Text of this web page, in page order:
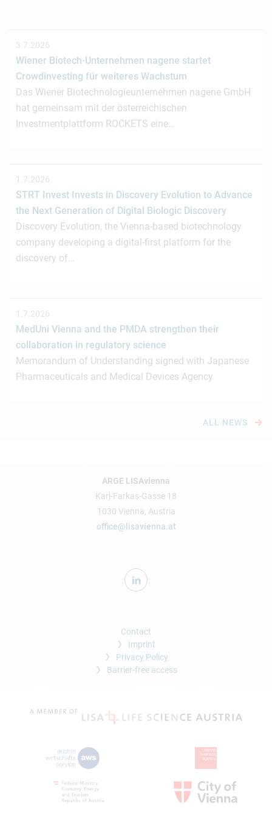
3.7.2026
Wiener Biotech-Unternehmen nagene startet
Crowdinvesting für weiteres Wachstum
Das Wiener Biotechnologieunternehmen nagene GmbH
hat gemeinsam mit der österreichischen
Investmentplattform ROCKETS eine…
1.7.2026
STRT Invest Invests in Discovery Evolution to Advance
the Next Generation of Digital Biologic Discovery
Discovery Evolution, the Vienna-based biotechnology
company developing a digital-first platform for the
discovery of…
1.7.2026
MedUni Vienna and the PMDA strengthen their
collaboration in regulatory science
Memorandum of Understanding signed with Japanese
Pharmaceuticals and Medical Devices Agency
ALL NEWS
ARGE LISAvienna
Karl-Farkas-Gasse 18
1030 Vienna, Austria
office@lisavienna.at
Contact
Imprint
Privacy Policy
Barrier-free access